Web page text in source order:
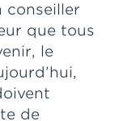
conseiller
que tous
le
de